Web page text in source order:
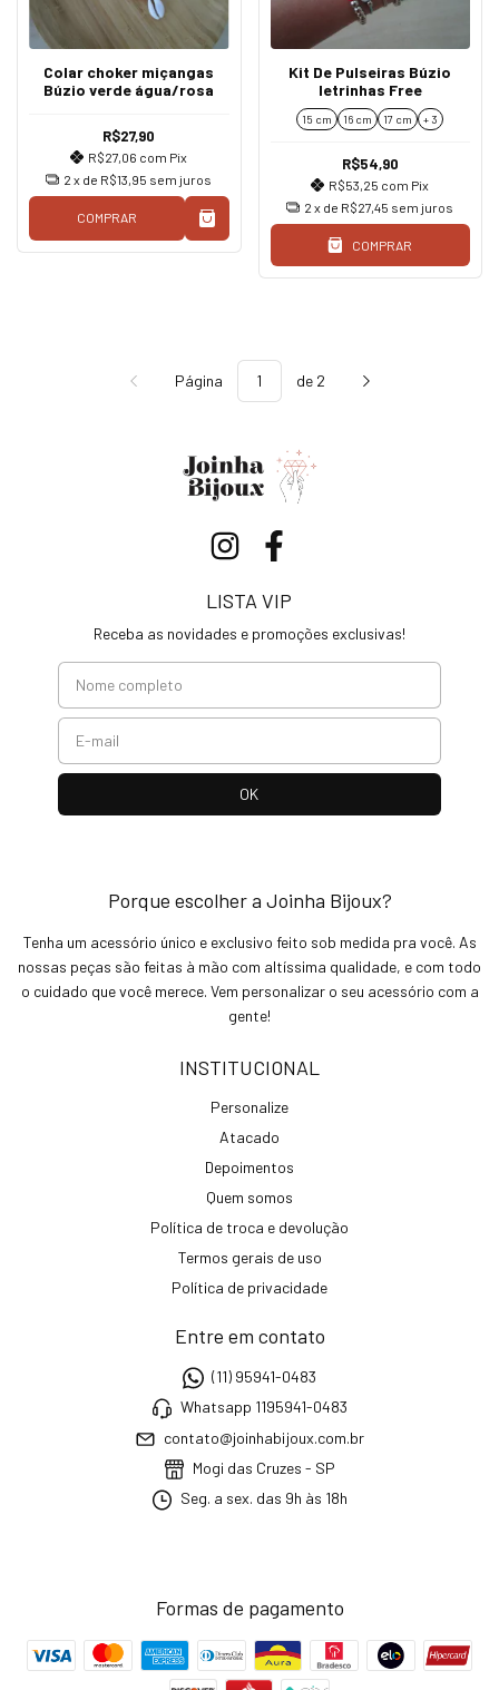
Colar choker miçangas
Búzio verde água/rosa
R$27,90
R$27,06 com Pix
2 x de R$13,95 sem juros
COMPRAR
Kit De Pulseiras Búzio
letrinhas Free
15 cm 16 cm 17 cm + 3
R$54,90
R$53,25 com Pix
2 x de R$27,45 sem juros
COMPRAR
Página de 2
LISTA VIP
Receba as novidades e promoções exclusivas!
Porque escolher a Joinha Bijoux?
Tenha um acessório único e exclusivo feito sob medida pra você. As
nossas peças são feitas à mão com altíssima qualidade, e com todo
o cuidado que você merece. Vem personalizar o seu acessório com a
gente!
INSTITUCIONAL
Personalize
Atacado
Depoimentos
Quem somos
Política de troca e devolução
Termos gerais de uso
Política de privacidade
Entre em contato
(11) 95941-0483
Whatsapp 1195941-0483
contato@joinhabijoux.com.br
Mogi das Cruzes - SP
Seg. a sex. das 9h às 18h
Formas de pagamento